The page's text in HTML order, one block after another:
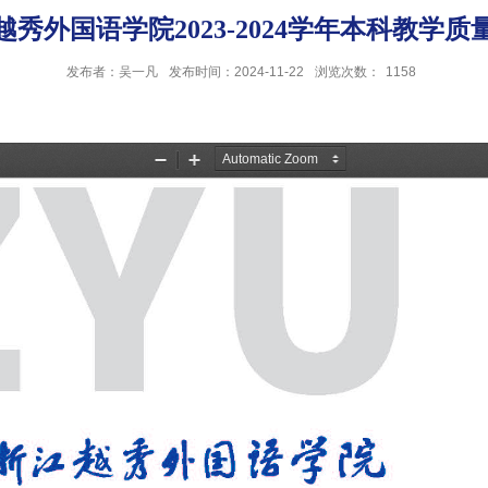
秀外国语学院2023-2024学年本科教学质
发布者：吴一凡 发布时间：2024-11-22 浏览次数： 1158